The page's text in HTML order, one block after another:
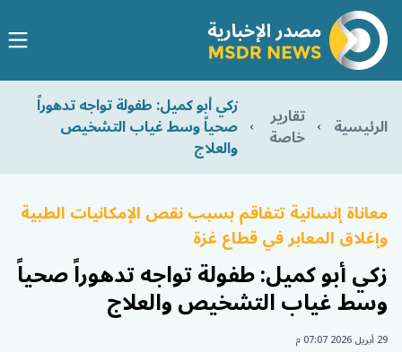
الرئيسية تقارير
خاصة
زكي أبو كميل: طفولة تواجه تدهوراً
صحياً وسط غياب التشخيص
والعلاج
معاناة إنسانية تتفاقم بسبب نقص الإمكانيات الطبية
وإغلاق المعابر في قطاع غزة
زكي أبو كميل: طفولة تواجه تدهوراً صحياً
وسط غياب التشخيص والعلاج
29 أبريل 2026 07:07 م